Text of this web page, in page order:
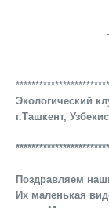
Экологический
г.Ташкент,
Поздравляем
Их маленькая